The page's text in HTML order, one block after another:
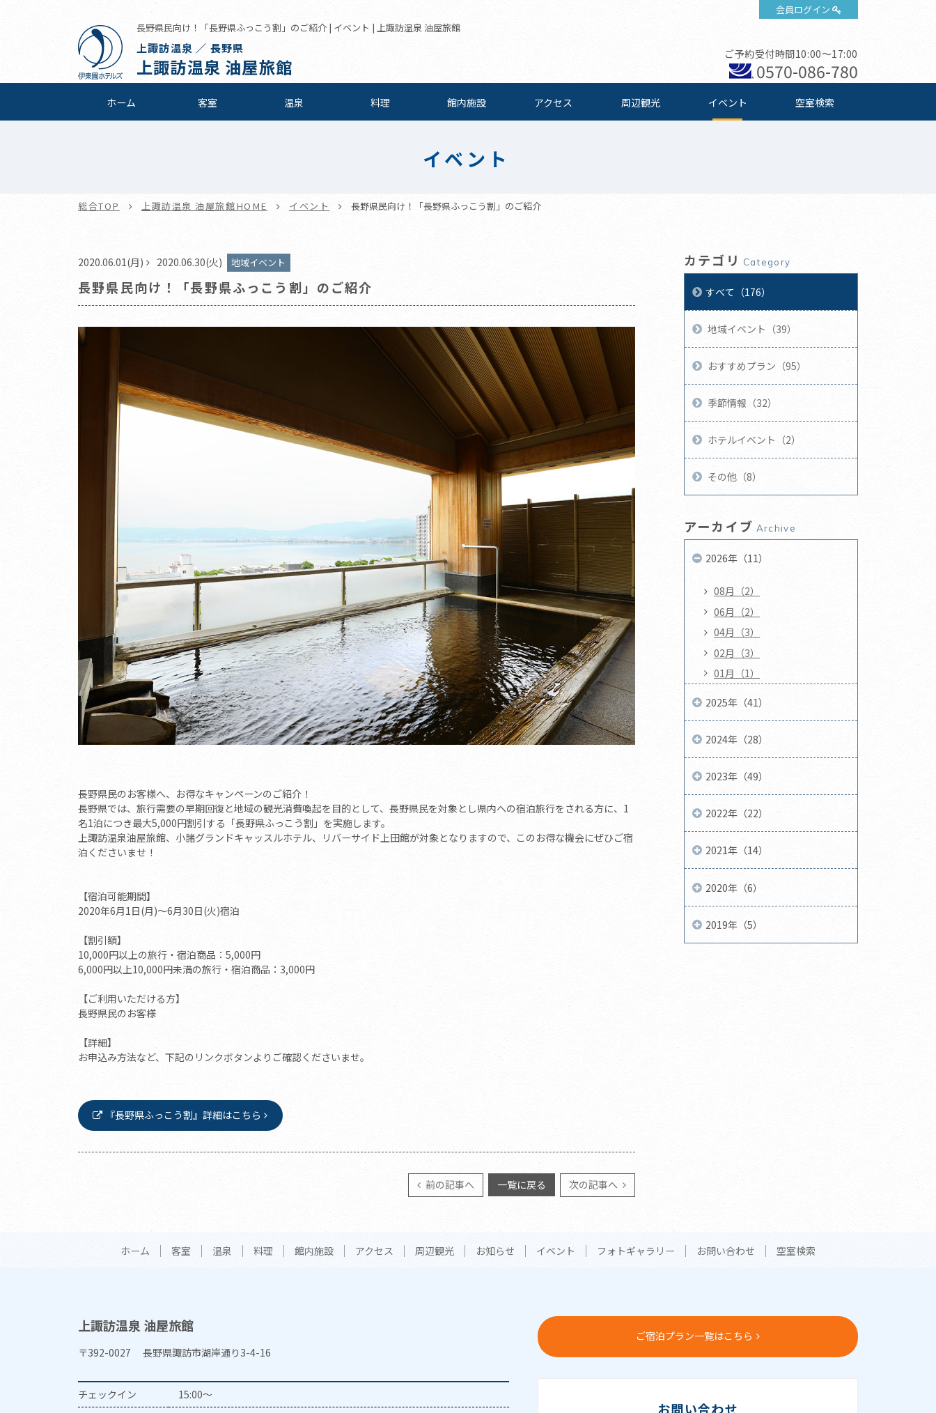
会員ログイン
長野県民向け！「長野県ふっこう割」のご紹介 | イベント | 上諏訪温泉 油屋旅館
上諏訪温泉 ／ 長野県
上諏訪温泉 油屋旅館
ご予約受付時間10:00～17:00
0570-086-780
ホーム 客室 温泉 料理 館内施設 アクセス 周辺観光 イベント 空室検索
イベント
総合TOP 上諏訪温泉 油屋旅館HOME イベント 長野県民向け！「長野県ふっこう割」のご紹介
2020.06.01(月) 2020.06.30(火) 地域イベント
長野県民向け！「長野県ふっこう割」のご紹介
長野県民のお客様へ、お得なキャンペーンのご紹介！
長野県では、旅行需要の早期回復と地域の観光消費喚起を目的として、長野県民を対象とし県内への宿泊旅行をされる方に、1
名1泊につき最大5,000円割引する「長野県ふっこう割」を実施します。
上諏訪温泉油屋旅館、小諸グランドキャッスルホテル、リバーサイド上田館が対象となりますので、このお得な機会にぜひご宿
泊くださいませ！
【宿泊可能期間】
2020年6月1日(月)～6月30日(火)宿泊
【割引額】
10,000円以上の旅行・宿泊商品：5,000円
6,000円以上10,000円未満の旅行・宿泊商品：3,000円
【ご利用いただける方】
長野県民のお客様
【詳細】
お申込み方法など、下記のリンクボタンよりご確認くださいませ。
『長野県ふっこう割』詳細はこちら
前の記事へ 一覧に戻る 次の記事へ
カテゴリ Category
すべて（176）
地域イベント（39）
おすすめプラン（95）
季節情報（32）
ホテルイベント（2）
その他（8）
アーカイブ Archive
2026年（11）
08月（2）
06月（2）
04月（3）
02月（3）
01月（1）
2025年（41）
2024年（28）
2023年（49）
2022年（22）
2021年（14）
2020年（6）
2019年（5）
ホーム 客室 温泉 料理 館内施設 アクセス 周辺観光 お知らせ イベント フォトギャラリー お問い合わせ 空室検索
上諏訪温泉 油屋旅館
〒392-0027 長野県諏訪市湖岸通り3-4-16
チェックイン 15:00～
ご宿泊プラン一覧はこちら
お問い合わせ